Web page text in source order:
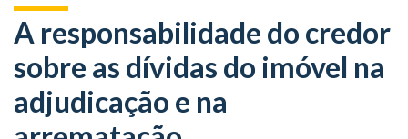
A responsabilidade do credor
sobre as dívidas do imóvel na
adjudicação e na